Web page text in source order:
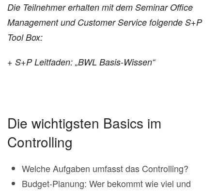
Die Teilnehmer erhalten mit dem Seminar Office
Management und Customer Service folgende S+P
Tool Box:
+ S+P Leitfaden: „BWL Basis-Wissen“
Die wichtigsten Basics im
Controlling
Welche Aufgaben umfasst das Controlling?
Budget-Planung: Wer bekommt wie viel und